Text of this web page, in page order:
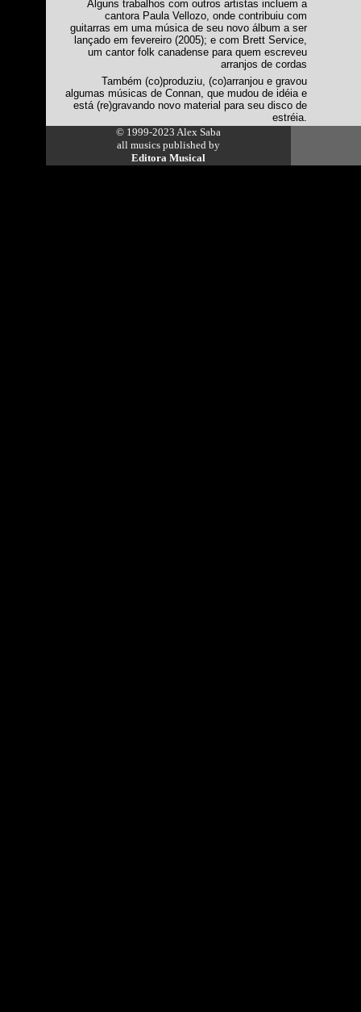
Alguns trabalhos com outros artistas incluem a
cantora Paula Vellozo, onde contribuiu com
guitarras em uma música de seu novo álbum a ser
lançado em fevereiro (2005); e com Brett Service,
um cantor folk canadense para quem escreveu
arranjos de cordas
Também (co)produziu, (co)arranjou e gravou
algumas músicas de Connan, que mudou de idéia e
está (re)gravando novo material para seu disco de
estréia.
© 1999-2023 Alex Saba
all musics published by
Editora Musical